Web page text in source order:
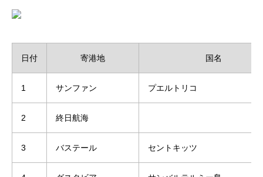
日付 寄港地 国名
1 サンファン プエルトリコ
2 終日航海
3 バステール セントキッツ